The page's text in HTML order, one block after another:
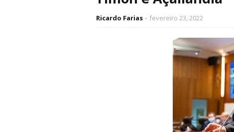
Ricardo Farias fevereiro 23, 2022